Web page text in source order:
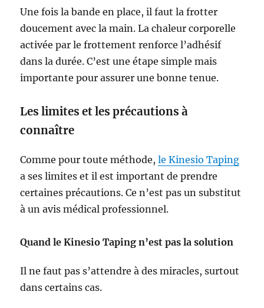
Une fois la bande en place, il faut la frotter
doucement avec la main. La chaleur corporelle
activée par le frottement renforce l’adhésif
dans la durée. C’est une étape simple mais
importante pour assurer une bonne tenue.
Les limites et les précautions à
connaître
Comme pour toute méthode,le Kinesio Taping
a ses limites et il est important de prendre
certaines précautions. Ce n’est pas un substitut
à un avis médical professionnel.
Quand le Kinesio Taping n’est pas la solution
Il ne faut pas s’attendre à des miracles, surtout
dans certains cas.